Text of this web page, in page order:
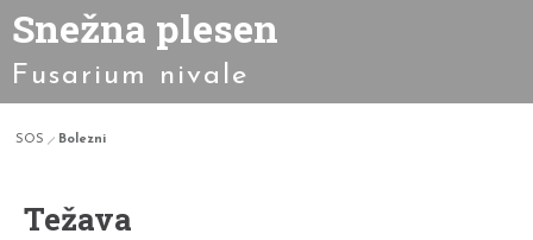
Snežna plesen
Fusarium nivale
SOS Bolezni
Težava